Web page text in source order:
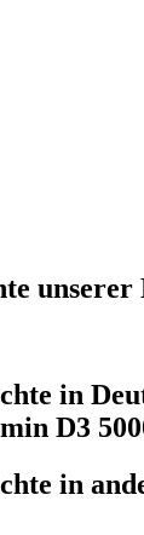
unserer
in
D3
in